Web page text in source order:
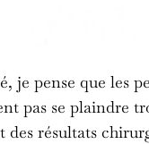
je pense que les
pas se plaindre
des résultats